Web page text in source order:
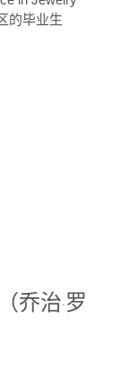
的毕业生
乔治·罗